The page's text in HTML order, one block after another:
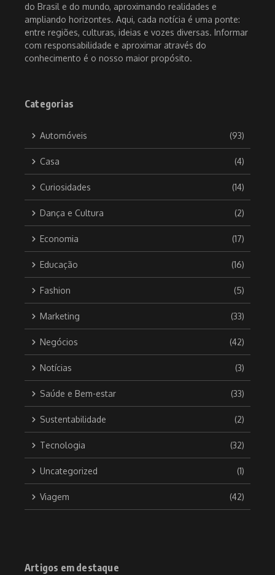
do Brasil e do mundo, aproximando realidades e
ampliando horizontes. Aqui, cada notícia é uma ponte:
entre regiões, culturas, ideias e vozes diversas. Informar
com responsabilidade e aproximar através do
conhecimento é o nosso maior propósito.
Categorias
Automóveis (93)
Casa (4)
Curiosidades (14)
Dança e Cultura (2)
Economia (17)
Educação (16)
Fashion (5)
Marketing (33)
Negócios (42)
Notícias (3)
Saúde e Bem-estar (33)
Sustentabilidade (2)
Tecnologia (32)
Uncategorized (1)
Viagem (42)
Artigos em destaque